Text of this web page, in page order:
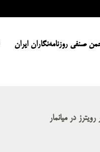
صنفی روزنامه‌نگاران ایران
در میانمار